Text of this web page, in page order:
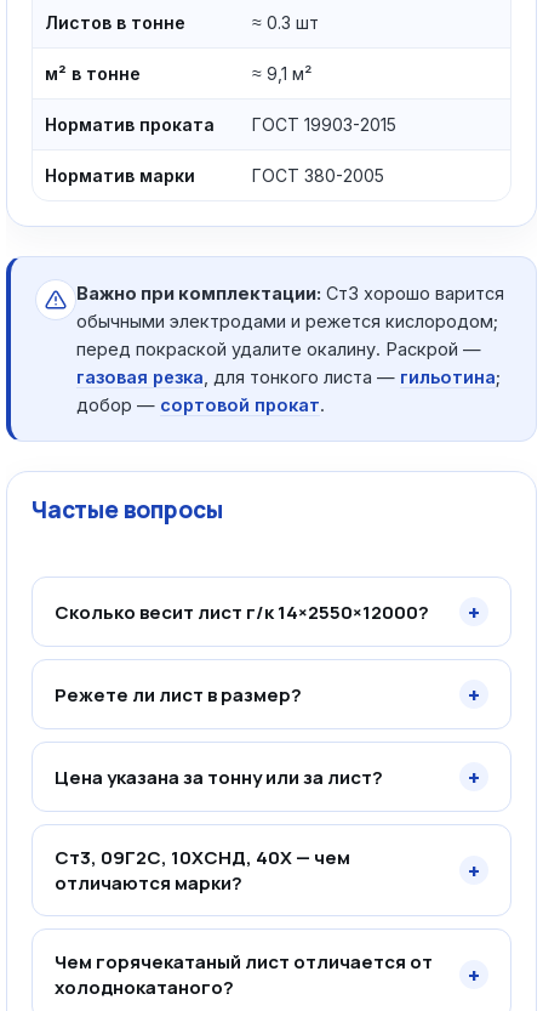
Листов в тонне ≈ 0.3 шт
м² в тонне ≈ 9,1 м²
Норматив проката ГОСТ 19903-2015
Норматив марки ГОСТ 380-2005
Важно при комплектации: Ст3 хорошо варится
обычными электродами и режется кислородом;
перед покраской удалите окалину. Раскрой —
газовая резка , для тонкого листа — гильотина;
добор — сортовой прокат.
Частые вопросы
Сколько весит лист г/к 14×2550×12000? +
Режете ли лист в размер? +
Цена указана за тонну или за лист? +
Ст3, 09Г2С, 10ХСНД, 40Х — чем
отличаются марки?
+
Чем горячекатаный лист отличается от
холоднокатаного?
+